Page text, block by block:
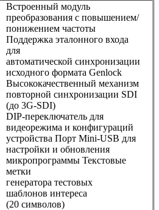
Встроенный модуль
преобразования с повышением/
понижением частоты
Поддержка эталонного входа
для
автоматической синхронизации
исходного формата Genlock
Высококачественный механизм
повторной синхронизации SDI
(до 3G-SDI)
DIP-переключатель для
видеорежима и конфигураций
устройства Порт Mini-USB для
настройки и обновления
микропрограммы Текстовые
метки
генератора тестовых
шаблонов интереса
(20 символов)